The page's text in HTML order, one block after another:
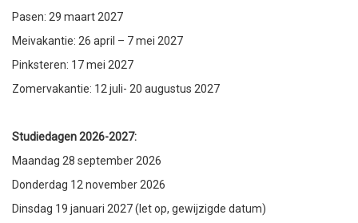
Pasen: 29 maart 2027
Meivakantie: 26 april – 7 mei 2027
Pinksteren: 17 mei 2027
Zomervakantie: 12 juli- 20 augustus 2027
Studiedagen 2026-2027:
Maandag 28 september 2026
Donderdag 12 november 2026
Dinsdag 19 januari 2027 (let op, gewijzigde datum)